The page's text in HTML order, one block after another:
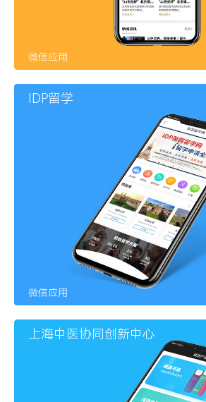
微信应用
IDP留学
微信应用
上海中医协同创新中心